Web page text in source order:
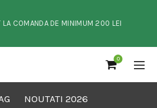
LA COMANDA DE MINIMUM 200 LEI
0
NOUTATI 2026